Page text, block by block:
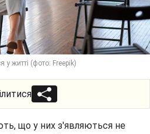
у житті (фото: Freepik)
що у них з'являються не